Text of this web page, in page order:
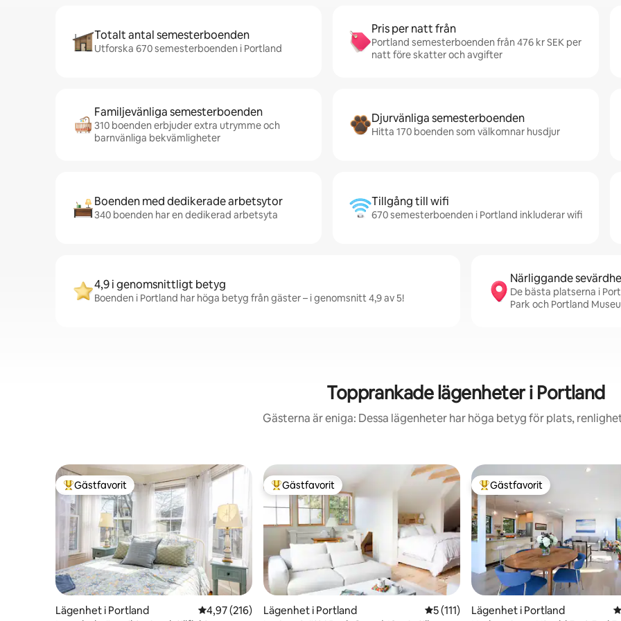
Totalt antal semesterboenden
Utforska 670 semesterboenden i Portland
Pris per natt från
Portland semesterboenden från 476 kr SEK per
natt före skatter och avgifter
Familjevänliga semesterboenden
310 boenden erbjuder extra utrymme och
barnvänliga bekvämligheter
Djurvänliga semesterboenden
Hitta 170 boenden som välkomnar husdjur
Boenden med dedikerade arbetsytor
340 boenden har en dedikerad arbetsyta
Tillgång till wifi
670 semesterboenden i Portland inkluderar wifi
4,9 i genomsnittligt betyg
Boenden i Portland har höga betyg från gäster – i genomsnitt 4,9 av 5!
Närliggande
De bästa platserna i
Park och Portland
Topprankade lägenheter i Portland
Gästerna är eniga: Dessa lägenheter har höga betyg för plats,
Populär gästfavorit
Gästfavorit
Lägenhet i Portland 4,97 av 5 i genomsnittligt betyg, 216 omdömen
4,97 (216)
Populär gästfavorit
Gästfavorit
Lägenhet i Portland 5 av 5 i genomsnittligt betyg, 111
5 (111)
Populär gästfavorit
Gästfavorit
Lägenhet i Portland